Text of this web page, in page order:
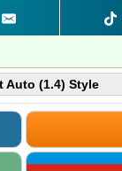
Auto (1.4) Style